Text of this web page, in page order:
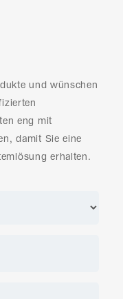
und wünschen
eng mit
damit Sie eine
erhalten.